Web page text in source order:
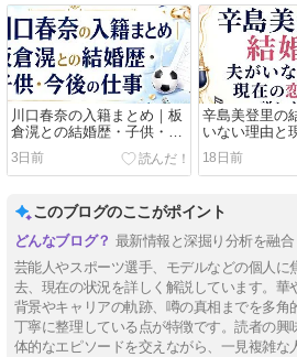
川口春奈の入籍まとめ｜板
倉滉との結婚歴・子供・今
後の仕事
3日前
辛島美登里の
いない理由と
を詳しく解説
18日前
このブログのここがポイント
最新情報と深掘り分析を融合
芸能人やスポーツ選手、モデルなどの個人に
去、現在の状況を詳しく解説しています。華
背景やキャリアの軌跡、噂の真相までを多角
丁寧に整理している点が特徴です。読者の興
体的なエピソードを交えながら、一見複雑な